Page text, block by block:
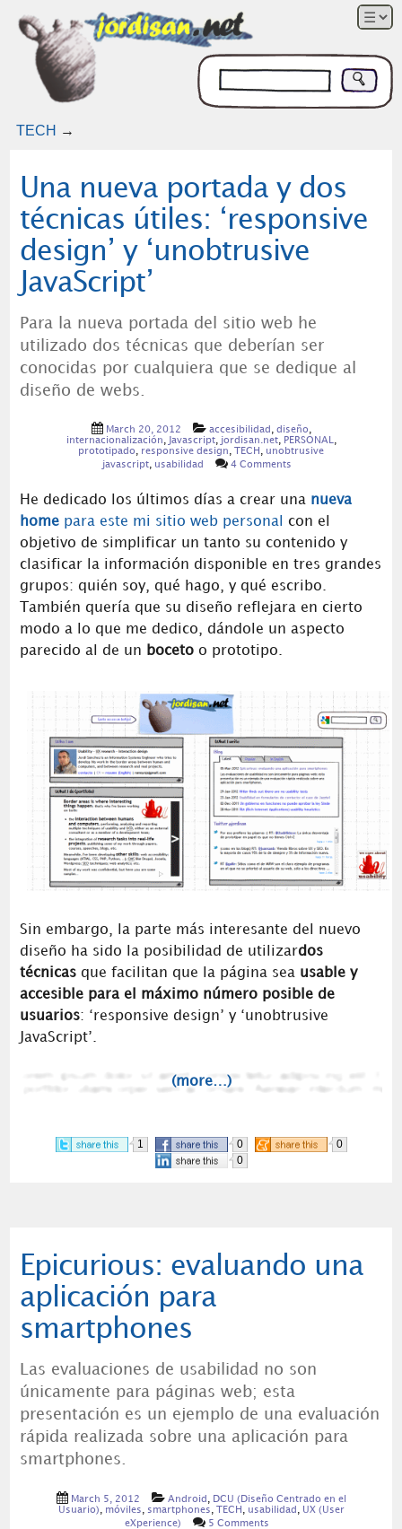
TECH →
Una nueva portada y dos
técnicas útiles: ‘responsive
design’ y ‘unobtrusive
JavaScript’
Para la nueva portada del sitio web he
utilizado dos técnicas que deberían ser
conocidas por cualquiera que se dedique al
diseño de webs.
March 20, 2012 accesibilidad , diseño ,
internacionalización , Javascript, jordisan.net, PERSONAL,
prototipado , responsive design , TECH , unobtrusive
javascript, usabilidad 4 Comments
He dedicado los últimos días a crear una nueva
homepara este mi sitio web personal
con el
objetivo de simplificar un tanto su contenido y
clasificar la información disponible en tres grandes
grupos: quién soy, qué hago, y qué escribo.
También quería que su diseño reflejara en cierto
modo a lo que me dedico, dándole un aspecto
parecido al de un boceto o prototipo.
Sin embargo, la parte más interesante del nuevo
diseño ha sido la posibilidad de utilizardos
técnicasque facilitan que la página sea usable y
accesible para el máximo número posible de
usuarios: ‘responsive design’ y ‘unobtrusive
JavaScript’.
(more…)
1 0
0
0
Epicurious: evaluando una
aplicación para
smartphones
Las evaluaciones de usabilidad no son
únicamente para páginas web; esta
presentación es un ejemplo de una evaluación
rápida realizada sobre una aplicación para
smartphones.
March 5, 2012 Android
DCU (Diseño Centrado en el
Usuario)
móviles smartphones TECH usabilidad
UX (User
eXperience)
5 Comments